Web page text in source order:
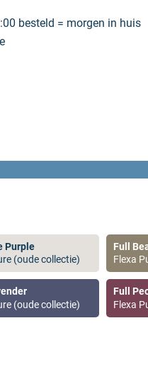
besteld = morgen in huis
Purple
(oude collectie)
Full
Flexa
(oude collectie)
Full
Flexa